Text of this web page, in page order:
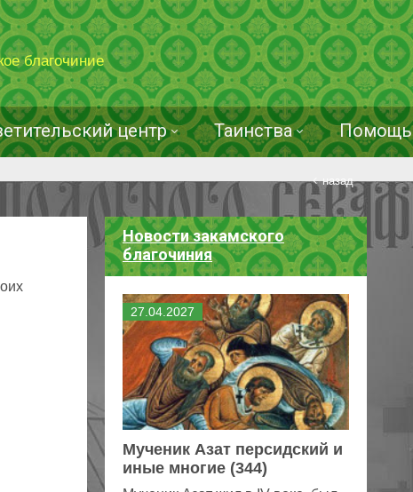
благочиние
центр Таинства Помощь
назад
Новости закамского
благочиния
27 04 2027
Мученик Азат персидский и
иные многие (344)